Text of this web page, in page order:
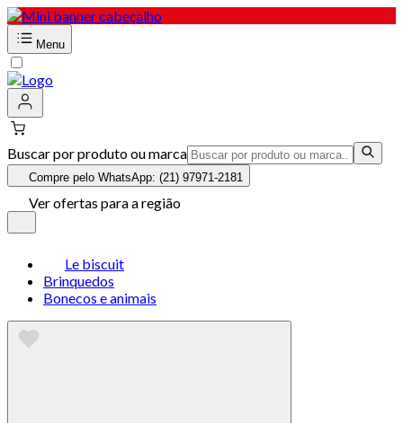
Menu
Buscar por produto ou marca
Compre pelo WhatsApp: (21) 97971-2181
Ver ofertas para a região
Le biscuit
Brinquedos
Bonecos e animais